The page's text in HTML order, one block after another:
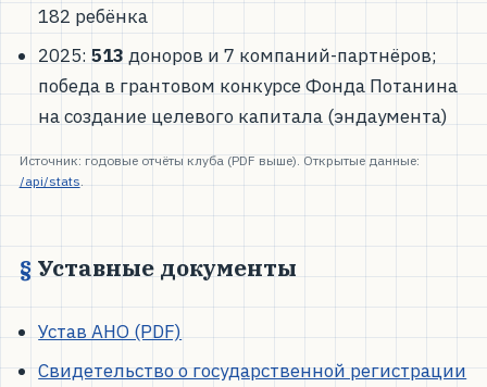
182 ребёнка
2025:513 доноров и 7 компаний-партнёров;
победа в грантовом конкурсе Фонда Потанина
на создание целевого капитала (эндаумента)
Источник: годовые отчёты клуба (PDF выше). Открытые данные:
/api/stats.
Уставные документы
Устав АНО (PDF)
Свидетельство о государственной регистрации